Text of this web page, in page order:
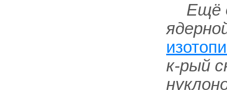
Ещё
к-рый